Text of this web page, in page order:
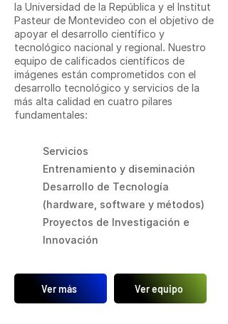
la Universidad de la República y el Institut
Pasteur de Montevideo con el objetivo de
apoyar el desarrollo científico y
tecnológico nacional y regional. Nuestro
equipo de calificados científicos de
imágenes están comprometidos con el
desarrollo tecnológico y servicios de la
más alta calidad en cuatro pilares
fundamentales:
Servicios
Entrenamiento y diseminación
Desarrollo de Tecnología
(hardware, software y métodos)
Proyectos de Investigación e
Innovación
Ver más Ver equipo